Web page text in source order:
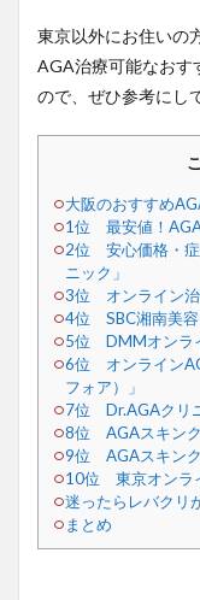
東京以外にお住いの
AGA治療可能なおす
ので、ぜひ参考にし
大阪のおすすめ
1位 最安値！AGA
2位 安心価格・症
ニック」
3位 オンライン治
4位 SBC湘南美容
5位 DMMオンラ
6位 オンライン
フォア）」
7位 Dr.AGAクリ
8位 AGAスキン
9位 AGAスキン
10位 東京オンラ
迷ったらレバクリ
まとめ